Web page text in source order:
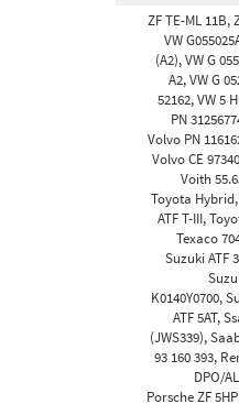
ZF TE-ML 11B,
VW
(A2), VW G
A2, VW G
52162, VW 5
PN
Volvo PN
Volvo CE
Voith
Toyota Hybrid,
ATF T-III,
Texaco
Suzuki ATF
K0140Y0700,
ATF 5AT,
(JWS339),
93 160 393,
DPO/
Porsche ZF